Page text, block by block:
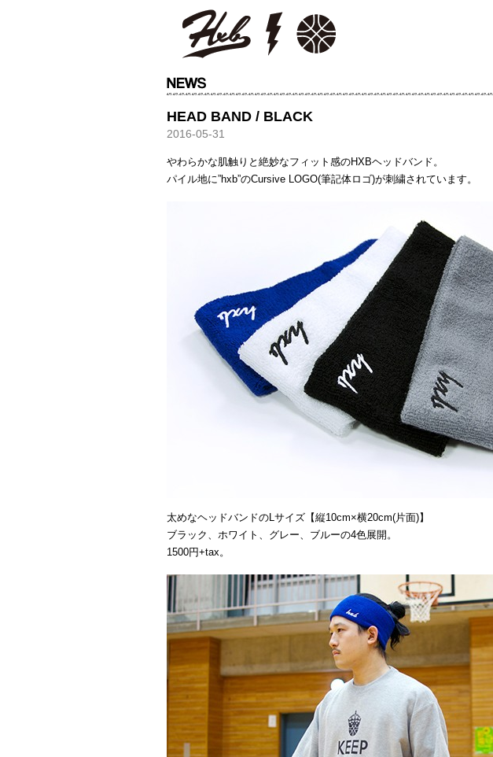
HEAD BAND / BLACK
2016-05-31
やわらかな肌触りと絶妙なフィット感のHXBヘッドバンド。
パイル地に”hxb”のCursive LOGO(筆記体ロゴ)が刺繍されています。
太めなヘッドバンドのLサイズ【縦10cm×横20cm(片面)】
ブラック、ホワイト、グレー、ブルーの4色展開。
1500円+tax。